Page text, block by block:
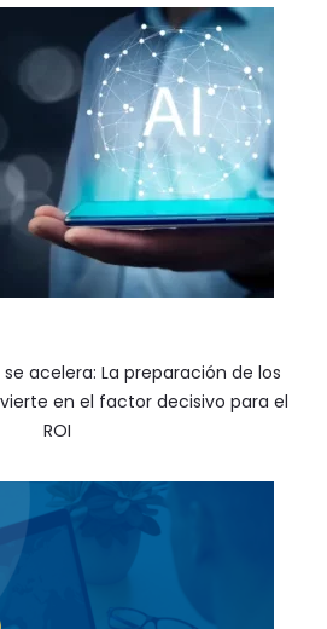
acelera: La preparación de los
en el factor decisivo para el
ROI